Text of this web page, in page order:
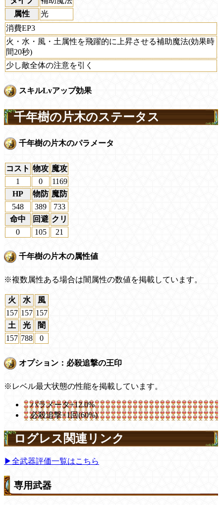
属性
光
消費EP3
火・水・風・土属性を飛躍的に上昇させる補助魔法(効果時
間20秒)
少し敵全体の注意を引く
スキルLvアップ効果
千年樹の片木のステータス
千年樹の片木のパラメータ
コスト 物攻 魔攻
1
0
1169
HP
物防 魔防
548
389
733
命中
回避 クリ
0
105 21
千年樹の片木の属性値
※複数属性ある場合は闇属性の数値を掲載しています。
火 水
風
157 157 157
土
光
闇
157 788 0
オプション：必殺追撃の王印
※レベル最大状態の性能を掲載しています。
パラメータ+12.0%
必殺追撃+1回(60%)
ログレス関連リンク
▶全武器評価一覧はこちら
専用武器